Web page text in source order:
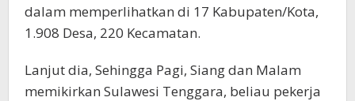
dalam memperlihatkan di 17 Kabupaten/Kota,
1.908 Desa, 220 Kecamatan.
Lanjut dia, Sehingga Pagi, Siang dan Malam
memikirkan Sulawesi Tenggara, beliau pekerja